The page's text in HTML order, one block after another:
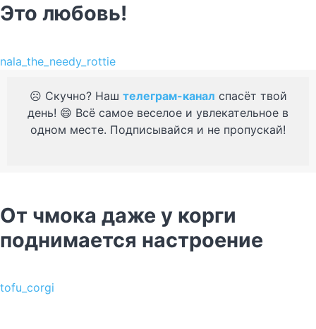
Это любовь!
nala_the_needy_rottie
☹️ Скучно? Наш телеграм-канал спасёт твой
день! 😄 Всё самое веселое и увлекательное в
одном месте. Подписывайся и не пропускай!
От чмока даже у корги
поднимается настроение
tofu_corgi